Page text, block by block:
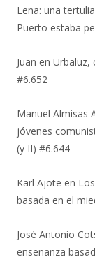
Lena: una
Puerto estaba
Juan en Urbaluz,
#6.652
Manuel Almisas
jóvenes
(y II) #6.644
Karl Ajote en
basada en el
José Antonio
enseñanza